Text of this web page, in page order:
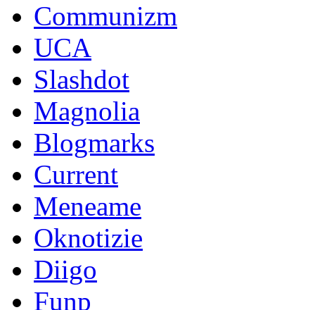
Communizm
UCA
Slashdot
Magnolia
Blogmarks
Current
Meneame
Oknotizie
Diigo
Funp